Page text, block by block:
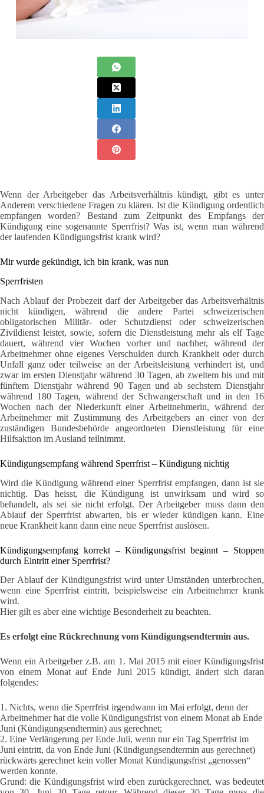
Wenn der Arbeitgeber das Arbeitsverhältnis kündigt, gibt es unter
Anderem verschiedene Fragen zu klären. Ist die Kündigung ordentlich
empfangen worden? Bestand zum Zeitpunkt des Empfangs der
Kündigung eine sogenannte Sperrfrist? Was ist, wenn man während
der laufenden Kündigungsfrist krank wird?
Mir wurde gekündigt, ich bin krank, was nun
Sperrfristen
Nach Ablauf der Probezeit darf der Arbeitgeber das Arbeitsverhältnis
nicht kündigen, während die andere Partei schweizerischen
obligatorischen Militär- oder Schutzdienst oder schweizerischen
Zivildienst leistet, sowie, sofern die Dienstleistung mehr als elf Tage
dauert, während vier Wochen vorher und nachher, während der
Arbeitnehmer ohne eigenes Verschulden durch Krankheit oder durch
Unfall ganz oder teilweise an der Arbeitsleistung verhindert ist, und
zwar im ersten Dienstjahr während 30 Tagen, ab zweitem bis und mit
fünftem Dienstjahr während 90 Tagen und ab sechstem Dienstjahr
während 180 Tagen, während der Schwangerschaft und in den 16
Wochen nach der Niederkunft einer Arbeitnehmerin, während der
Arbeitnehmer mit Zustimmung des Arbeitgebers an einer von der
zuständigen Bundesbehörde angeordneten Dienstleistung für eine
Hilfsaktion im Ausland teilnimmt.
Kündigungsempfang während Sperrfrist – Kündigung nichtig
Wird die Kündigung während einer Sperrfrist empfangen, dann ist sie
nichtig. Das heisst, die Kündigung ist unwirksam und wird so
behandelt, als sei sie nicht erfolgt. Der Arbeitgeber muss dann den
Ablauf der Sperrfrist abwarten, bis er wieder kündigen kann. Eine
neue Krankheit kann dann eine neue Sperrfrist auslösen.
Kündigungsempfang korrekt – Kündigungsfrist beginnt – Stoppen
durch Eintritt einer Sperrfrist?
Der Ablauf der Kündigungsfrist wird unter Umständen unterbrochen,
wenn eine Sperrfrist eintritt, beispielsweise ein Arbeitnehmer krank
wird.
Hier gilt es aber eine wichtige Besonderheit zu beachten.
Es erfolgt eine Rückrechnung vom Kündigungsendtermin aus.
Wenn ein Arbeitgeber z.B. am 1. Mai 2015 mit einer Kündigungsfrist
von einem Monat auf Ende Juni 2015 kündigt, ändert sich daran
folgendes:
1. Nichts, wenn die Sperrfrist irgendwann im Mai erfolgt, denn der
Arbeitnehmer hat die volle Kündigungsfrist von einem Monat ab Ende
Juni (Kündigungsendtermin) aus gerechnet;
2. Eine Verlängerung per Ende Juli, wenn nur ein Tag Sperrfrist im
Juni eintritt, da von Ende Juni (Kündigungsendtermin aus gerechnet)
rückwärts gerechnet kein voller Monat Kündigungsfrist „genossen“
werden konnte.
Grund: die Kündigungsfrist wird eben zurückgerechnet, was bedeutet